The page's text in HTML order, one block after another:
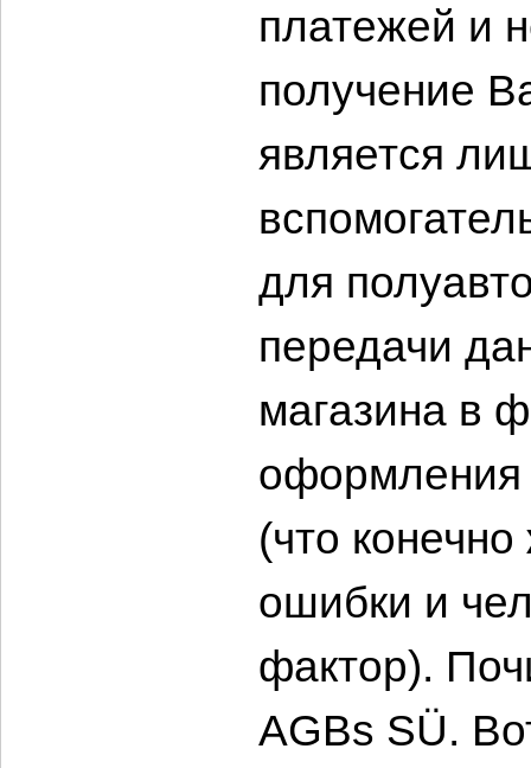
платежей и
получение
является
для
передачи
магазина в
оформления
(что
ошибки и
фактор).
AGBs SÜ.